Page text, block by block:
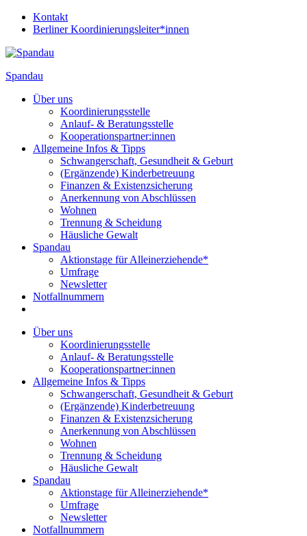
Kontakt
Berliner Koordinierungsleiter*innen
Spandau
Über uns
Koordinierungsstelle
Anlauf- & Beratungsstelle
Kooperationspartner:innen
Allgemeine Infos & Tipps
Schwangerschaft, Gesundheit & Geburt
(Ergänzende) Kinderbetreuung
Finanzen & Existenzsicherung
Anerkennung von Abschlüssen
Wohnen
Trennung & Scheidung
Häusliche Gewalt
Spandau
Aktionstage für Alleinerziehende*
Umfrage
Newsletter
Notfallnummern
Über uns
Koordinierungsstelle
Anlauf- & Beratungsstelle
Kooperationspartner:innen
Allgemeine Infos & Tipps
Schwangerschaft, Gesundheit & Geburt
(Ergänzende) Kinderbetreuung
Finanzen & Existenzsicherung
Anerkennung von Abschlüssen
Wohnen
Trennung & Scheidung
Häusliche Gewalt
Spandau
Aktionstage für Alleinerziehende*
Umfrage
Newsletter
Notfallnummern